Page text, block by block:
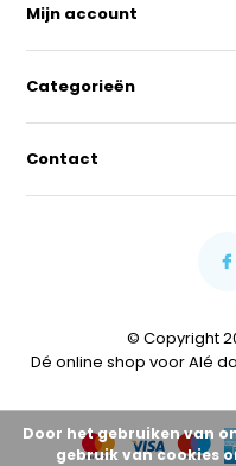
Mijn account
Categorieën
Contact
© Copyright
Dé online shop voor Alé
Door het gebruiken van
gebruik van cookies